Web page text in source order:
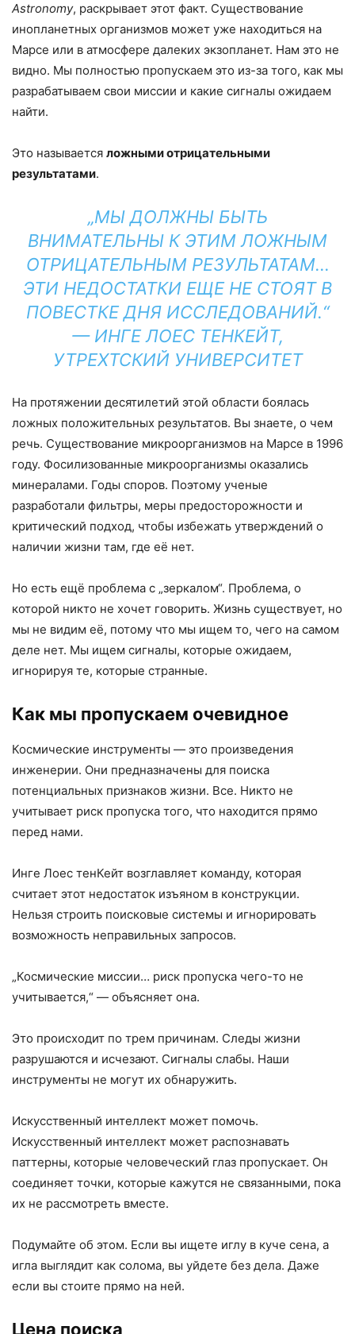
Astronomy, раскрывает этот факт. Существование
инопланетных организмов может уже находиться на
Марсе или в атмосфере далеких экзопланет. Нам это не
видно. Мы полностью пропускаем это из-за того, как мы
разрабатываем свои миссии и какие сигналы ожидаем
найти.
Это называется ложными отрицательными
результатами.
„МЫ ДОЛЖНЫ БЫТЬ
ВНИМАТЕЛЬНЫ К ЭТИМ ЛОЖНЫМ
ОТРИЦАТЕЛЬНЫМ РЕЗУЛЬТАТАМ…
ЭТИ НЕДОСТАТКИ ЕЩЕ НЕ СТОЯТ В
ПОВЕСТКЕ ДНЯ ИССЛЕДОВАНИЙ.“
— ИНГЕ ЛОЕС ТЕНКЕЙТ,
УТРЕХТСКИЙ УНИВЕРСИТЕТ
На протяжении десятилетий этой области боялась
ложных положительных результатов. Вы знаете, о чем
речь. Существование микроорганизмов на Марсе в 1996
году. Фосилизованные микроорганизмы оказались
минералами. Годы споров. Поэтому ученые
разработали фильтры, меры предосторожности и
критический подход, чтобы избежать утверждений о
наличии жизни там, где её нет.
Но есть ещё проблема с „зеркалом“. Проблема, о
которой никто не хочет говорить. Жизнь существует, но
мы не видим её, потому что мы ищем то, чего на самом
деле нет. Мы ищем сигналы, которые ожидаем,
игнорируя те, которые странные.
Как мы пропускаем очевидное
Космические инструменты — это произведения
инженерии. Они предназначены для поиска
потенциальных признаков жизни. Все. Никто не
учитывает риск пропуска того, что находится прямо
перед нами.
Инге Лоес тенКейт возглавляет команду, которая
считает этот недостаток изъяном в конструкции.
Нельзя строить поисковые системы и игнорировать
возможность неправильных запросов.
„Космические миссии… риск пропуска чего-то не
учитывается,“ — объясняет она.
Это происходит по трем причинам. Следы жизни
разрушаются и исчезают. Сигналы слабы. Наши
инструменты не могут их обнаружить.
Искусственный интеллект может помочь.
Искусственный интеллект может распознавать
паттерны, которые человеческий глаз пропускает. Он
соединяет точки, которые кажутся не связанными, пока
их не рассмотреть вместе.
Подумайте об этом. Если вы ищете иглу в куче сена, а
игла выглядит как солома, вы уйдете без дела. Даже
если вы стоите прямо на ней.
Цена поиска